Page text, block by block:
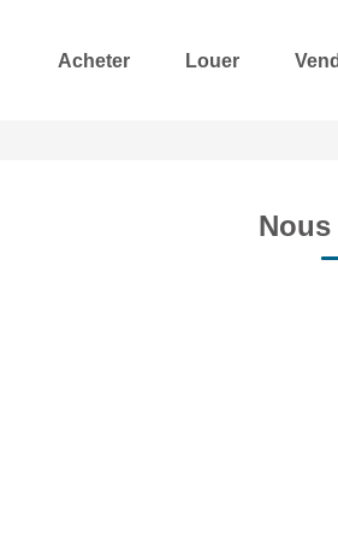
Acheter Louer